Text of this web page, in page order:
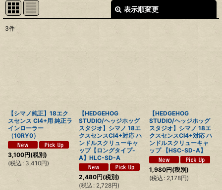
表示順変更
3件
【シマノ純正】18エク
スセンス CI4+用 純正ラ
インローラー
（10RY0）
3,100円(税別)
(税込 : 3,410円)
【HEDGEHOG
STUDIO/ヘッジホッグ
スタジオ】シマノ 18エ
クスセンスCI4+対応 ハ
ンドルスクリューキャ
ップ【ロングタイプ-
A】HLC-SD-A
2,480円(税別)
(税込 : 2,728円)
【HEDGEHOG
STUDIO/ヘッジホッグ
スタジオ】シマノ 18エ
クスセンスCI4+対応 ハ
ンドルスクリューキャ
ップ 【HSC-SD-A】
1,980円(税別)
(税込 : 2,178円)